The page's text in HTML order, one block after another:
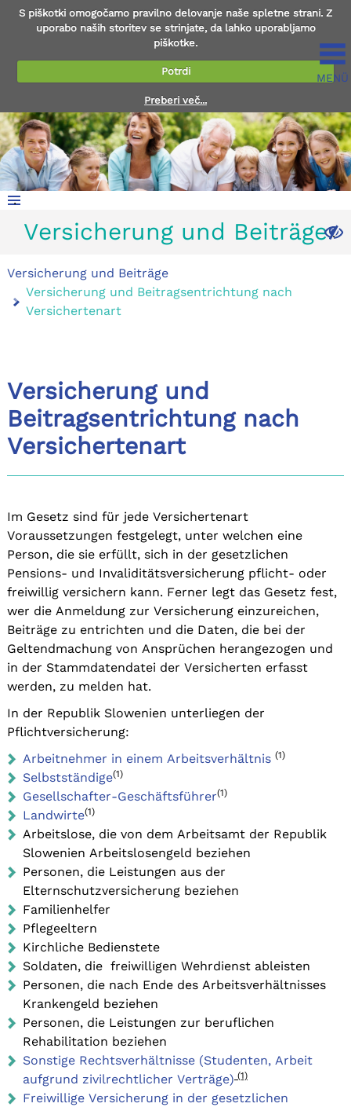
S piškotki omogočamo pravilno delovanje naše spletne strani. Z
uporabo naših storitev se strinjate, da lahko uporabljamo
piškotke.
Potrdi
Preberi več...
MENÜ
.
.
Versicherung und Beiträge
Versicherung und Beiträge
Versicherung und Beitragsentrichtung nach
Versichertenart
Versicherung und
Beitragsentrichtung nach
Versichertenart
Im Gesetz sind für jede Versichertenart
Voraussetzungen festgelegt, unter welchen eine
Person, die sie erfüllt, sich in der gesetzlichen
Pensions- und Invaliditätsversicherung pflicht- oder
freiwillig versichern kann. Ferner legt das Gesetz fest,
wer die Anmeldung zur Versicherung einzureichen,
Beiträge zu entrichten und die Daten, die bei der
Geltendmachung von Ansprüchen herangezogen und
in der Stammdatendatei der Versicherten erfasst
werden, zu melden hat.
In der Republik Slowenien unterliegen der
Pflichtversicherung:
Arbeitnehmer in einem Arbeitsverhältnis (1)
Selbstständige(1)
Gesellschafter-Geschäftsführer(1)
Landwirte(1)
Arbeitslose, die von dem Arbeitsamt der Republik
Slowenien Arbeitslosengeld beziehen
Personen, die Leistungen aus der
Elternschutzversicherung beziehen
Familienhelfer
Pflegeeltern
Kirchliche Bedienstete
Soldaten, die freiwilligen Wehrdienst ableisten
Personen, die nach Ende des Arbeitsverhältnisses
Krankengeld beziehen
Personen, die Leistungen zur beruflichen
Rehabilitation beziehen
Sonstige Rechtsverhältnisse (Studenten, Arbeit
aufgrund zivilrechtlicher Verträge) (1)
Freiwillige Versicherung in der gesetzlichen